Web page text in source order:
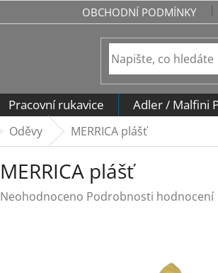
OBCHODNÍ PODMÍNKY
Pracovní rukavice Adler / Malfini
Oděvy MERRICA plášť
MERRICA plášť
Průměrné
Neohodnoceno Podrobnosti hodnocení